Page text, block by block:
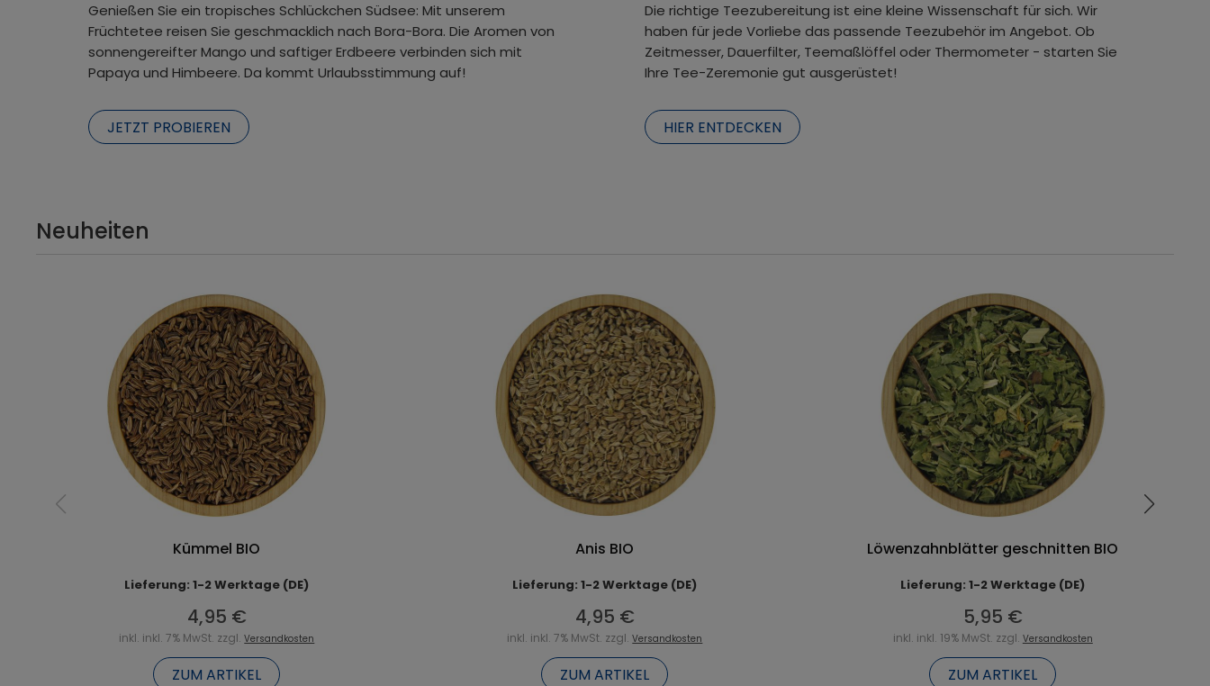
Genießen Sie ein tropisches Schlückchen Südsee: Mit unserem
Früchtetee reisen Sie geschmacklich nach Bora-Bora. Die Aromen von
sonnengereifter Mango und saftiger Erdbeere verbinden sich mit
Papaya und Himbeere. Da kommt Urlaubsstimmung auf!
JETZT PROBIEREN
Die richtige Teezubereitung ist eine kleine Wissenschaft für sich. Wir
haben für jede Vorliebe das passende Teezubehör im Angebot. Ob
Zeitmesser, Dauerfilter, Teemaßlöffel oder Thermometer - starten Sie
Ihre Tee-Zeremonie gut ausgerüstet!
HIER ENTDECKEN
Neuheiten
Kümmel BIO
Lieferung: 1-2 Werktage (DE)
4,95 €
inkl. inkl. 7% MwSt. zzgl.Versandkosten
ZUM ARTIKEL
Anis BIO
Lieferung: 1-2 Werktage (DE)
4,95 €
inkl. inkl. 7% MwSt. zzgl.Versandkosten
ZUM ARTIKEL
Löwenzahnblätter geschnitten BIO
Lieferung: 1-2 Werktage (DE)
5,95 €
inkl. inkl. 19% MwSt. zzgl. Versandkosten
ZUM ARTIKEL